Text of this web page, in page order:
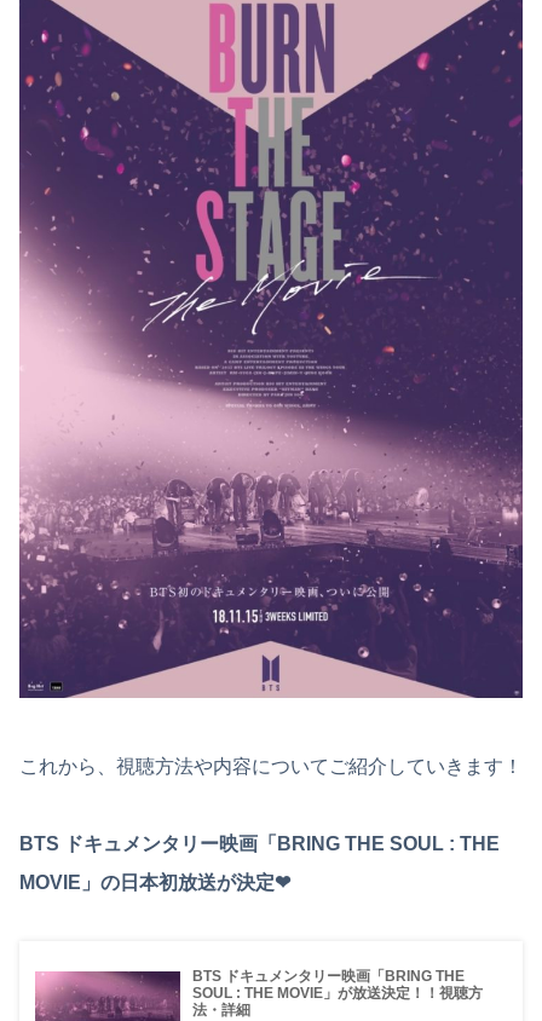
これから、視聴方法や内容についてご紹介していきます！
BTS ドキュメンタリー映画「BRING THE SOUL : THE
MOVIE」の日本初放送が決定❤︎
BTS ドキュメンタリー映画「BRING THE
SOUL : THE MOVIE」が放送決定！！視聴方
法・詳細